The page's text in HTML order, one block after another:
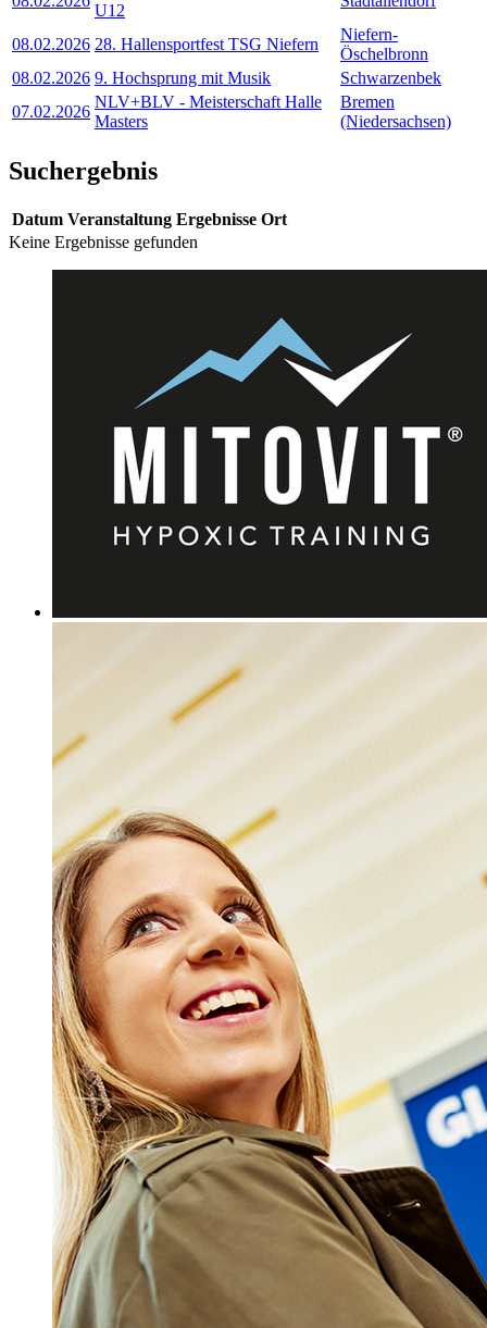
U12
08.02.2026 28. Hallensportfest TSG Niefern
Niefern-
Öschelbronn
08.02.2026 9. Hochsprung mit Musik
Schwarzenbek
07.02.2026
NLV+BLV - Meisterschaft Halle
Masters
Bremen
(Niedersachsen)
Suchergebnis
Datum Veranstaltung Ergebnisse Ort
Keine Ergebnisse gefunden